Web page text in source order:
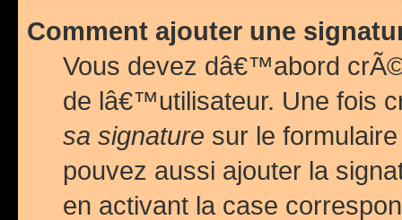
Comment ajouter une
Vous devez dâ€™abord
de lâ€™utilisateur. Une fois
sa signature sur le
pouvez aussi ajouter la
en activant la case